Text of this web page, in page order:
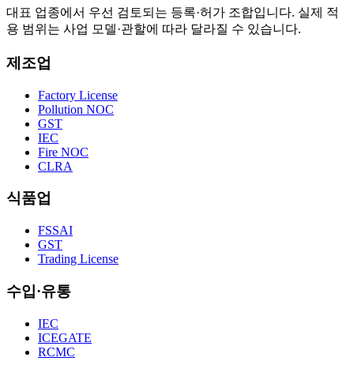
대표 업종에서 우선 검토되는 등록·허가 조합입니다. 실제 적
용 범위는 사업 모델·관할에 따라 달라질 수 있습니다.
제조업
Factory License
Pollution NOC
GST
IEC
Fire NOC
CLRA
식품업
FSSAI
GST
Trading License
수입·유통
IEC
ICEGATE
RCMC